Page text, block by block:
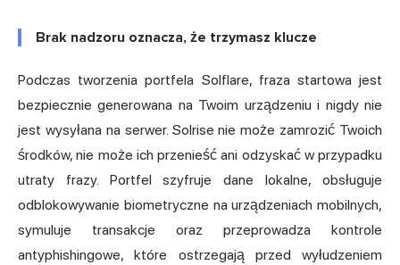
Brak nadzoru oznacza, że trzymasz klucze
Podczas tworzenia portfela Solflare, fraza startowa jest
bezpiecznie generowana na Twoim urządzeniu i nigdy nie
jest wysyłana na serwer. Solrise nie może zamrozić Twoich
środków, nie może ich przenieść ani odzyskać w przypadku
utraty frazy. Portfel szyfruje dane lokalne, obsługuje
odblokowywanie biometryczne na urządzeniach mobilnych,
symuluje transakcje oraz przeprowadza kontrole
antyphishingowe, które ostrzegają przed wyłudzeniem